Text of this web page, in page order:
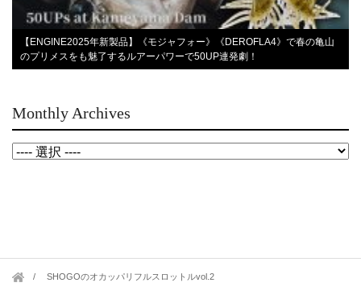
【ENGINE2025年新製品】《モジャフォー》《DEROFLA4》で春の亀山
のプリメスをも魅了するルアーパワーで50UP連発劇！
Monthly Archives
SHOGOのオカッパリフルスロットルvol.2